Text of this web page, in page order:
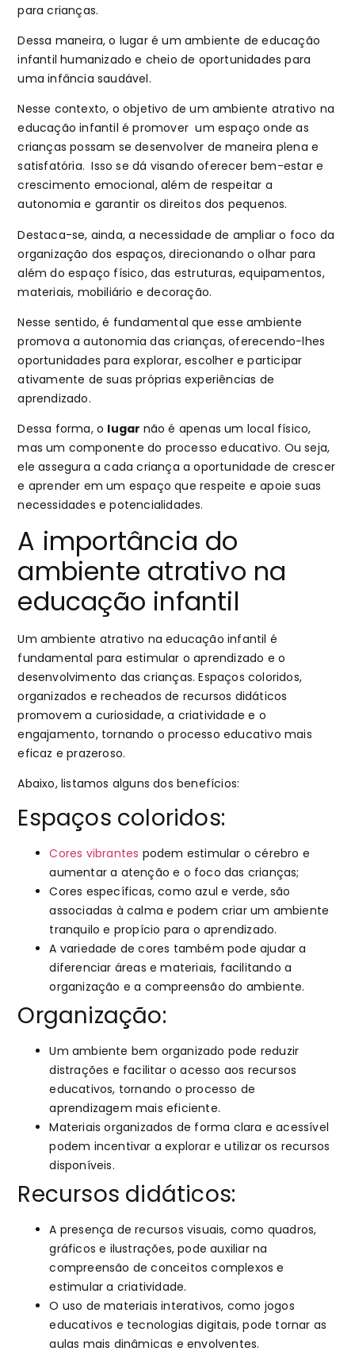
para crianças.
Dessa maneira, o lugar é um ambiente de educação
infantil humanizado e cheio de oportunidades para
uma infância saudável.
Nesse contexto, o objetivo de um ambiente atrativo na
educação infantil é promover um espaço onde as
crianças possam se desenvolver de maneira plena e
satisfatória. Isso se dá visando oferecer bem-estar e
crescimento emocional, além de respeitar a
autonomia e garantir os direitos dos pequenos.
Destaca-se, ainda, a necessidade de ampliar o foco da
organização dos espaços, direcionando o olhar para
além do espaço físico, das estruturas, equipamentos,
materiais, mobiliário e decoração.
Nesse sentido, é fundamental que esse ambiente
promova a autonomia das crianças, oferecendo-lhes
oportunidades para explorar, escolher e participar
ativamente de suas próprias experiências de
aprendizado.
Dessa forma, o lugar não é apenas um local físico,
mas um componente do processo educativo. Ou seja,
ele assegura a cada criança a oportunidade de crescer
e aprender em um espaço que respeite e apoie suas
necessidades e potencialidades.
A importância do
ambiente atrativo na
educação infantil
Um ambiente atrativo na educação infantil é
fundamental para estimular o aprendizado e o
desenvolvimento das crianças. Espaços coloridos,
organizados e recheados de recursos didáticos
promovem a curiosidade, a criatividade e o
engajamento, tornando o processo educativo mais
eficaz e prazeroso.
Abaixo, listamos alguns dos benefícios:
Espaços coloridos:
Cores vibrantes podem estimular o cérebro e
aumentar a atenção e o foco das crianças;
Cores específicas, como azul e verde, são
associadas à calma e podem criar um ambiente
tranquilo e propício para o aprendizado.
A variedade de cores também pode ajudar a
diferenciar áreas e materiais, facilitando a
organização e a compreensão do ambiente.
Organização:
Um ambiente bem organizado pode reduzir
distrações e facilitar o acesso aos recursos
educativos, tornando o processo de
aprendizagem mais eficiente.
Materiais organizados de forma clara e acessível
podem incentivar a explorar e utilizar os recursos
disponíveis.
Recursos didáticos:
A presença de recursos visuais, como quadros,
gráficos e ilustrações, pode auxiliar na
compreensão de conceitos complexos e
estimular a criatividade.
O uso de materiais interativos, como jogos
educativos e tecnologias digitais, pode tornar as
aulas mais dinâmicas e envolventes.